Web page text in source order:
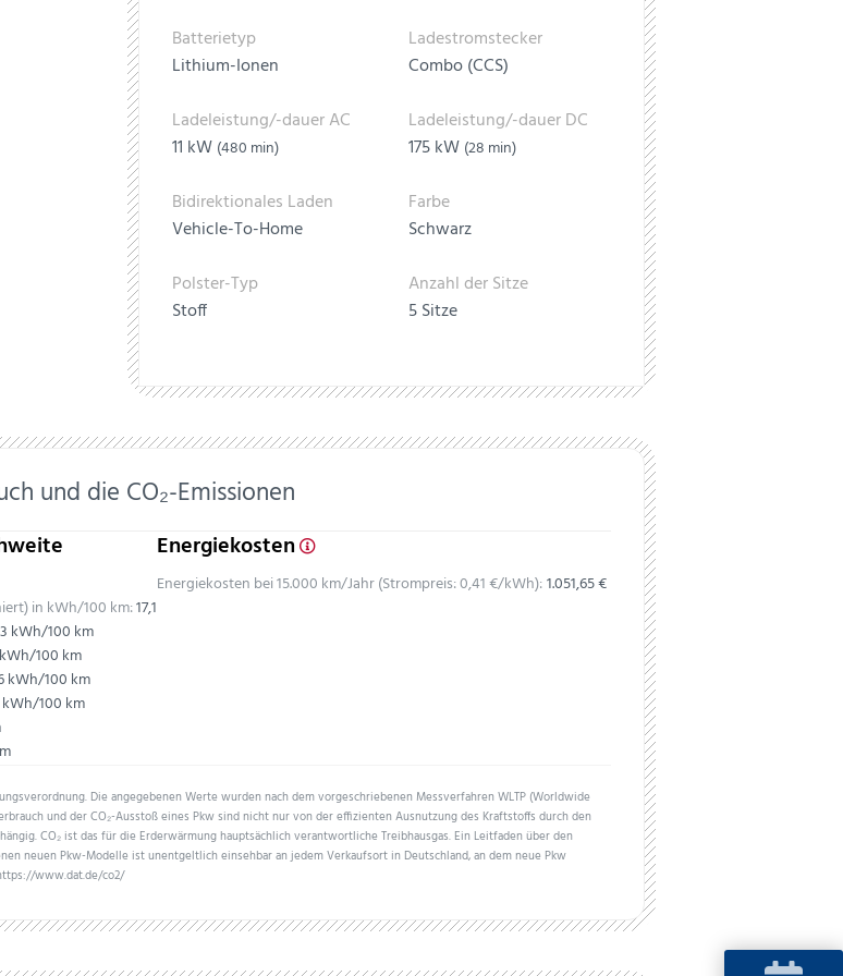
Batterietyp
Lithium-Ionen
Ladestromstecker
Combo (CCS)
Ladeleistung/-dauer AC
11 kW (480 min)
Ladeleistung/-dauer DC
175 kW (28 min)
Bidirektionales Laden
Vehicle-To-Home
Farbe
Schwarz
Polster-Typ
Stoff
Anzahl der Sitze
5 Sitze
und die CO₂-Emissionen
in kWh/100 km:17,1
kWh/100 km
100 km
kWh/100 km
kWh/100 km
Energiekosten
Energiekosten bei 15.000 km/Jahr (Strompreis:0,41€/kWh):1.051,65 €
Die angegebenen Werte wurden nach dem vorgeschriebenen Messverfahren WLTP (Worldwide
und der CO₂-Ausstoß eines Pkw sind nicht nur von der effizienten Ausnutzung des Kraftstoffs durch den
CO₂ ist das für die Erderwärmung hauptsächlich verantwortliche Treibhausgas. Ein Leitfaden über den
neuen Pkw-Modelle ist unentgeltlich einsehbar an jedem Verkaufsort in Deutschland, an dem neue Pkw
www.dat.de/co2/